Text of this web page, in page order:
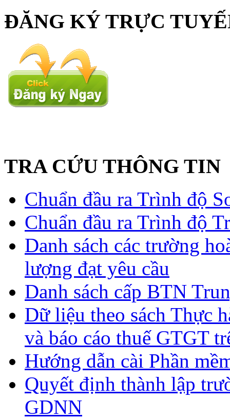
ĐĂNG KÝ TRỰC
TRA CỨU THÔNG TIN
Chuẩn đầu ra Trình độ
Chuẩn đầu ra Trình độ
Danh sách các trường
lượng đạt yêu cầu
Danh sách cấp BTN
Dữ liệu theo sách Thực
và báo cáo thuế GTGT
Hướng dẫn cài Phần
Quyết định thành lập
GDNN